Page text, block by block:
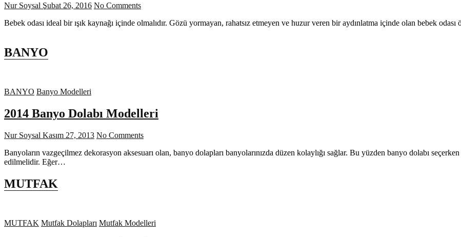
Nur Soysal Şubat 26, 2016 No Comments
Bebek odası ideal bir ışık kaynağı içinde olmalıdır. Gözü yormayan, rahatsız etmeyen ve huzur veren bir aydınlatma içinde olan bebek odası
BANYO
BANYO Banyo Modelleri
2014 Banyo Dolabı Modelleri
Nur Soysal Kasım 27, 2013 No Comments
Banyoların vazgeçilmez dekorasyon aksesuarı olan, banyo dolapları banyolarınızda düzen kolaylığı sağlar. Bu yüzden banyo dolabı
edilmelidir. Eğer…
MUTFAK
MUTFAK Mutfak Dolapları Mutfak Modelleri